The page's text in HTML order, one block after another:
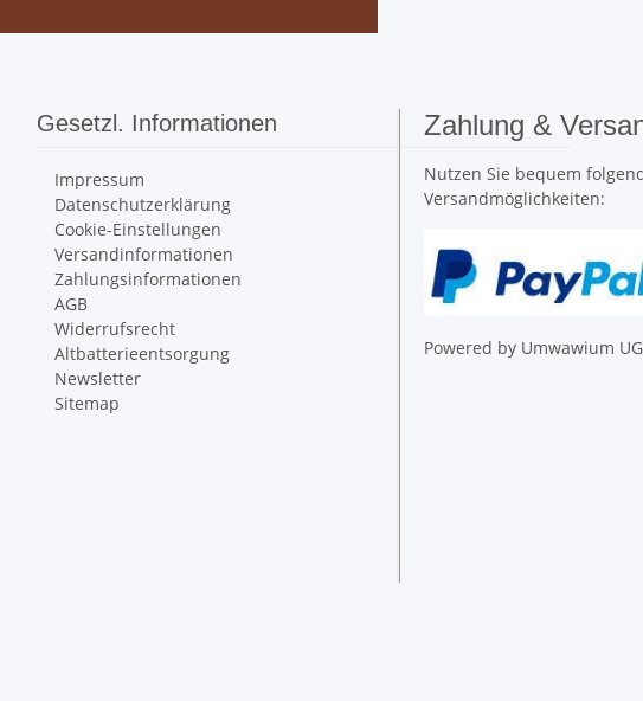
Gesetzl. Informationen
Impressum
Datenschutzerklärung
Cookie-Einstellungen
Versandinformationen
Zahlungsinformationen
AGB
Widerrufsrecht
Altbatterieentsorgung
Newsletter
Sitemap
Zahlung &
Nutzen Sie bequem
Versandmöglichkeiten:
Powered by Umwawium